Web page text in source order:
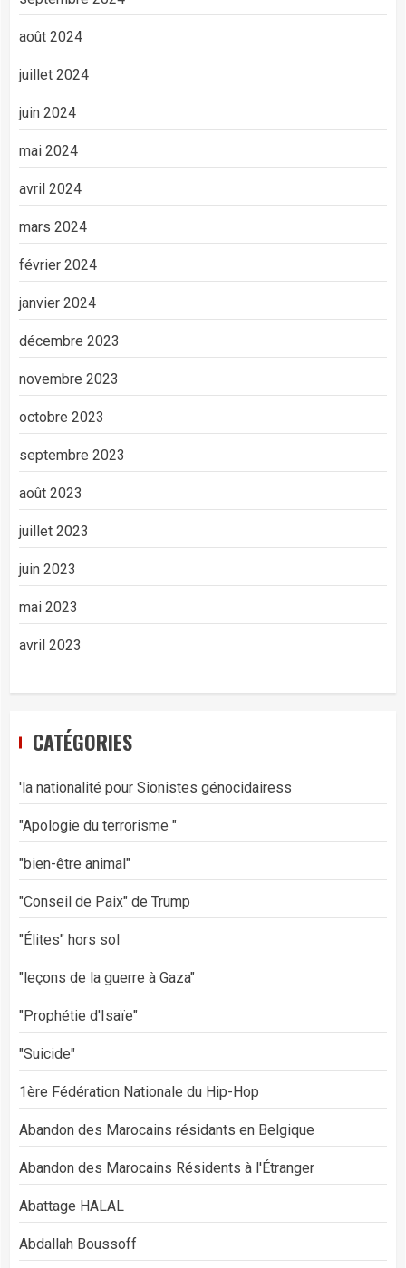
août 2024
juillet 2024
juin 2024
mai 2024
avril 2024
mars 2024
février 2024
janvier 2024
décembre 2023
novembre 2023
octobre 2023
septembre 2023
août 2023
juillet 2023
juin 2023
mai 2023
avril 2023
CATÉGORIES
'la nationalité pour Sionistes génocidairess
"Apologie du terrorisme "
"bien-être animal"
"Conseil de Paix" de Trump
"Élites" hors sol
"leçons de la guerre à Gaza"
"Prophétie d'Isaïe"
"Suicide"
1ère Fédération Nationale du Hip-Hop
Abandon des Marocains résidants en Belgique
Abandon des Marocains Résidents à l'Étranger
Abattage HALAL
Abdallah Boussoff